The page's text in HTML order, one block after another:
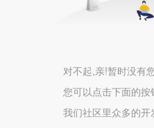
对不起,亲!暂时没有
您可以点击下面的
我们社区里众多的开